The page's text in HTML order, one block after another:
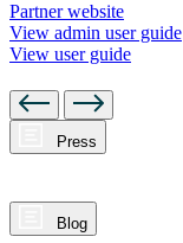
Partner website
View admin user guide
View user guide
Press
Blog